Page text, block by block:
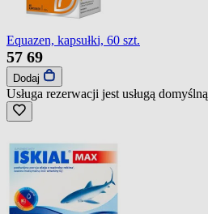
Equazen, kapsułki, 60 szt.
57 69
Dodaj
Usługa rezerwacji jest usługą domyślną